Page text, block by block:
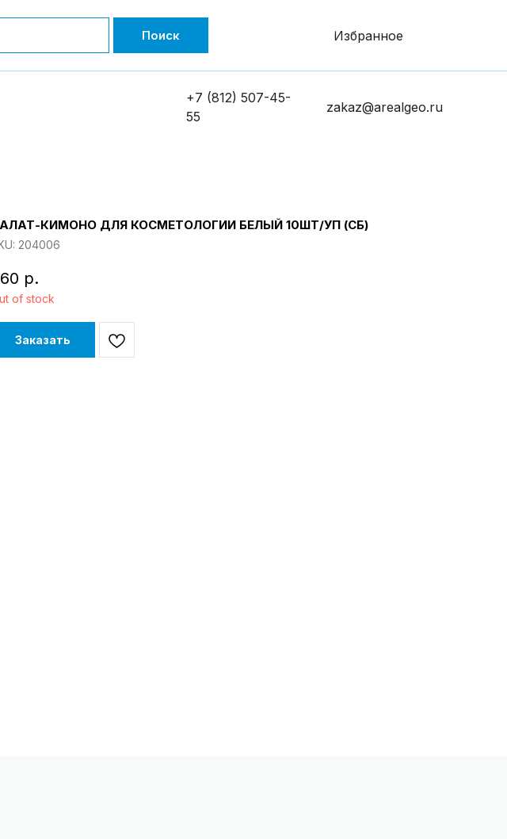
Избранное
Поиск
+7 (812) 507-45-
55
zakaz@arealgeo.ru
КИМОНО ДЛЯ КОСМЕТОЛОГИИ БЕЛЫЙ 10ШТ/УП (СБ)
204006
р.
of stock
Заказать